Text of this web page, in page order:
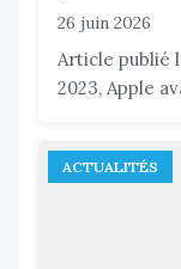
26 juin 2026
Article publié
2023, Apple
ACTUALITÉS